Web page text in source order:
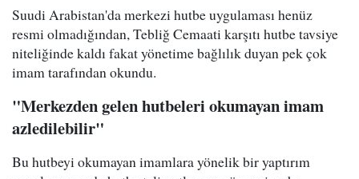
Suudi Arabistan'da merkezi hutbe uygulaması henüz
resmi olmadığından, Tebliğ Cemaati karşıtı hutbe tavsiye
niteliğinde kaldı fakat yönetime bağlılık duyan pek çok
imam tarafından okundu.
"Merkezden gelen hutbeleri okumayan imam
azledilebilir"
Bu hutbeyi okumayan imamlara yönelik bir yaptırım